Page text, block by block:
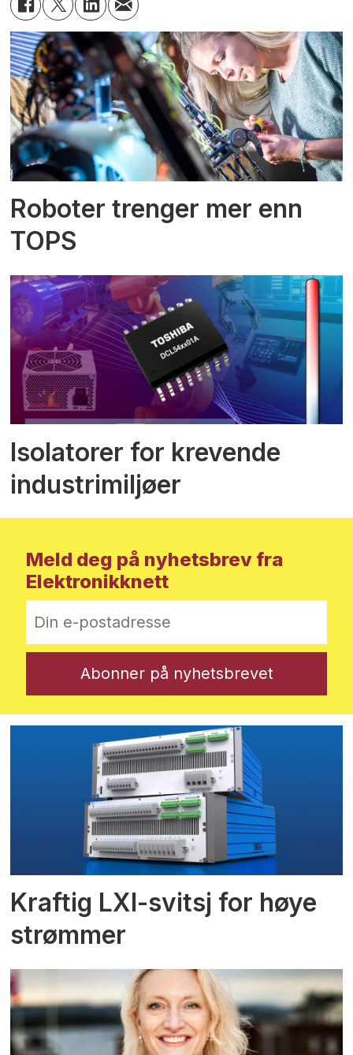
Roboter trenger mer enn
TOPS
Isolatorer for krevende
industrimiljøer
Meld deg på nyhetsbrev fra
Elektronikknett
Kraftig LXI-svitsj for høye
strømmer